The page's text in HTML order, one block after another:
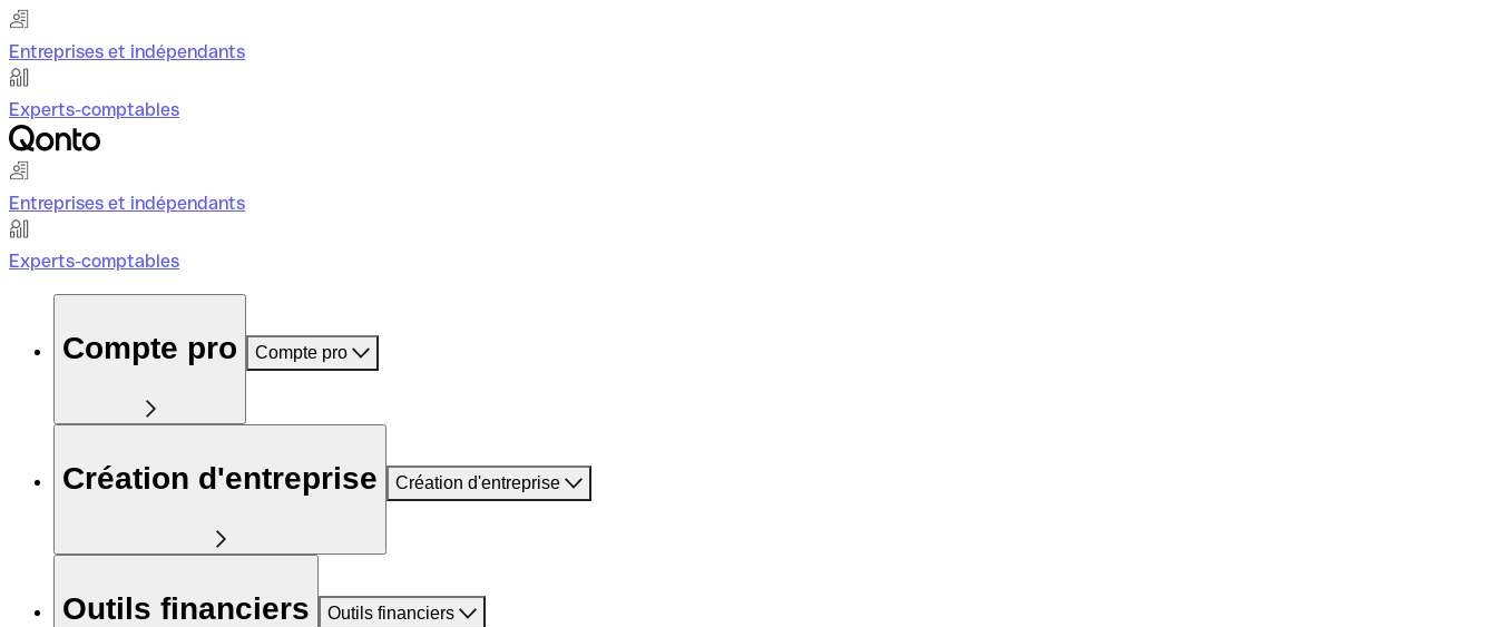
Entreprises et indépendants
Experts-comptables
Entreprises et indépendants
Experts-comptables
Compte pro Compte pro
Création d'entreprise Création d'entreprise
Outils financiers Outils financiers